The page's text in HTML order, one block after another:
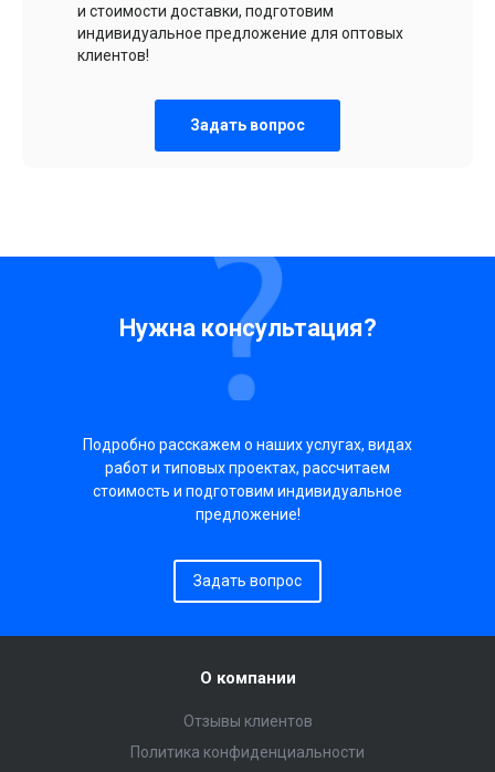
и стоимости доставки, подготовим
индивидуальное предложение для оптовых
клиентов!
Задать вопрос
Нужна консультация?
Подробно расскажем о наших услугах, видах
работ и типовых проектах, рассчитаем
стоимость и подготовим индивидуальное
предложение!
Задать вопрос
О компании
Отзывы клиентов
Политика конфиденциальности